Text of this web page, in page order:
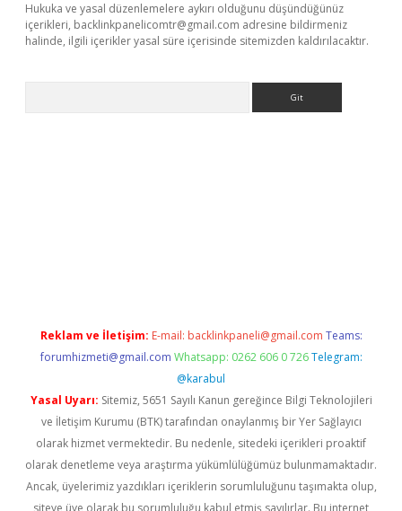
Hukuka ve yasal düzenlemelere aykırı olduğunu düşündüğünüz
içerikleri, backlinkpanelicomtr@gmail.com adresine bildirmeniz
halinde, ilgili içerikler yasal süre içerisinde sitemizden kaldırılacaktır.
Reklam ve İletişim: E-mail: backlinkpaneli@gmail.com Teams:
forumhizmeti@gmail.com Whatsapp: 0262 606 0 726 Telegram:
@karabul
Yasal Uyarı: Sitemiz, 5651 Sayılı Kanun gereğince Bilgi Teknolojileri
ve İletişim Kurumu (BTK) tarafından onaylanmış bir Yer Sağlayıcı
olarak hizmet vermektedir. Bu nedenle, sitedeki içerikleri proaktif
olarak denetleme veya araştırma yükümlülüğümüz bulunmamaktadır.
Ancak, üyelerimiz yazdıkları içeriklerin sorumluluğunu taşımakta olup,
siteye üye olarak bu sorumluluğu kabul etmiş sayılırlar. Bu internet